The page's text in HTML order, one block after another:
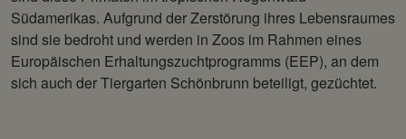
Südamerikas. Aufgrund der Zerstörung ihres Lebensraumes
sind sie bedroht und werden in Zoos im Rahmen eines
Europäischen Erhaltungszuchtprogramms (EEP), an dem
sich auch der Tiergarten Schönbrunn beteiligt, gezüchtet.